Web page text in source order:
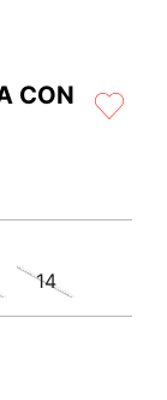
CON
14